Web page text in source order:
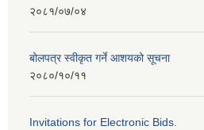
२०८१/०७/०४
बोलपत्र स्वीकृत गर्ने आशयको सूचना
२०८०/१०/११
Invitations for Electronic Bids.